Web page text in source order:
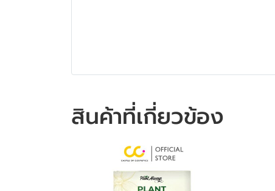
สินค้าที่เกี่ยวข้อง